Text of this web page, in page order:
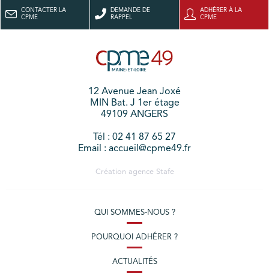
CONTACTER LA
CPME
DEMANDE DE
RAPPEL
ADHÉRER À LA
CPME
12 Avenue Jean Joxé
MIN Bat. J 1er étage
49109 ANGERS
Tél : 02 41 87 65 27
Email : accueil@cpme49.fr
Création agence Stafe
QUI SOMMES-NOUS ?
POURQUOI ADHÉRER ?
ACTUALITÉS